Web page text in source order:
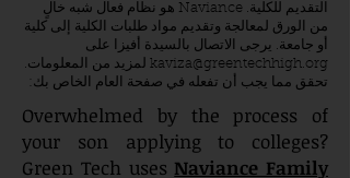
التقديم للكلية. Naviance هو نظام فعال شبه خالٍ
من الورق لمعالجة وتقديم مواد طلبات الكلية إلى كلية
أو جامعة. يرجى الاتصال بالسيدة أفيزا على
kaviza@greentechhigh.org لمزيد من المعلومات.
تحقق مما يجب أن تفعله في صفحة العام الخاص بك:
Overwhelmed by the process of
your son applying to colleges?
Green Tech uses Naviance Family